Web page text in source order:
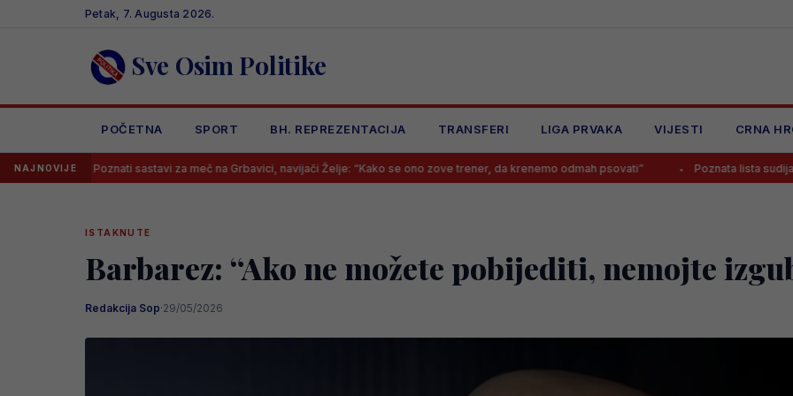
Petak, 7. Augusta 2026.
Sve Osim Politike
POČETNA SPORT BH. REPREZENTACIJA TRANSFERI LIGA PRVAKA VIJESTI CRNA
NAJNOVIJE
sastavi za meč na Grbavici, navijači Želje: “Kako se ono zove trener, da krenemo odmah psovati” Poznata lista sudija za novu sezonu
ISTAKNUTE
Barbarez: “Ako ne možete pobijediti, nemojte
Redakcija Sop·29/05/2026